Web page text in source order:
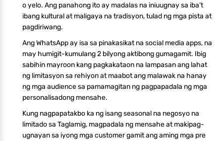
o yelo. Ang panahong ito ay madalas na iniuugnay sa iba’t
ibang kultural at maligaya na tradisyon, tulad ng mga pista at
pagdiriwang.
Ang WhatsApp ay isa sa pinakasikat na social media apps, na
may humigit-kumulang 2 bilyong aktibong gumagamit. Ibig
sabihin mayroon kang pagkakataon na lampasan ang lahat
ng limitasyon sa rehiyon at maabot ang malawak na hanay
ng mga audience sa pamamagitan ng pagpapadala ng mga
personalisadong mensahe.
Kung nagpapatakbo ka ng isang seasonal na negosyo na
limitado sa Taglamig, magpadala ng mensahe at makipag-
ugnayan sa iyong mga customer gamit ang aming mga pre